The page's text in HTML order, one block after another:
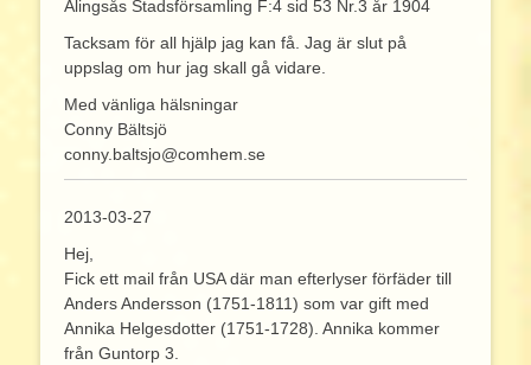
Alingsås Stadsförsamling F:4 sid 53 Nr.3 år 1904
Tacksam för all hjälp jag kan få. Jag är slut på
uppslag om hur jag skall gå vidare.
Med vänliga hälsningar
Conny Bältsjö
conny.baltsjo@comhem.se
2013-03-27
Hej,
Fick ett mail från USA där man efterlyser förfäder till
Anders Andersson (1751-1811) som var gift med
Annika Helgesdotter (1751-1728). Annika kommer
från Guntorp 3.